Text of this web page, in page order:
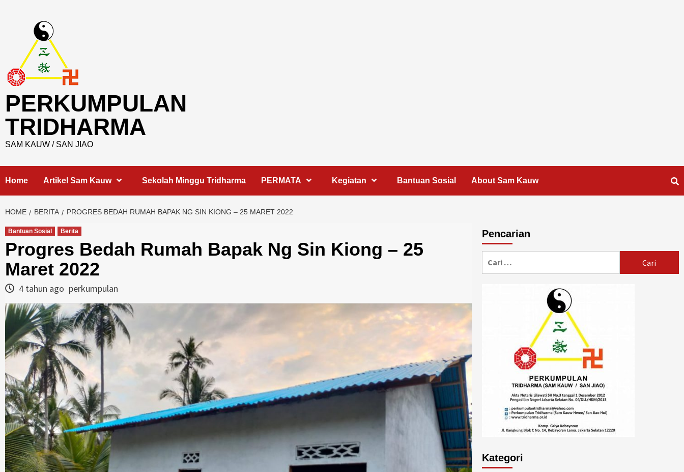
PERKUMPULAN
TRIDHARMA
SAM KAUW / SAN JIAO
Home Artikel Sam Kauw Sekolah Minggu Tridharma PERMATA Kegiatan Bantuan Sosial About Sam Kauw
HOME BERITA PROGRES BEDAH RUMAH BAPAK NG SIN KIONG – 25 MARET 2022
Bantuan Sosial Berita
Progres Bedah Rumah Bapak Ng Sin Kiong – 25
Maret 2022
4 tahun ago perkumpulan
Pencarian
Kategori